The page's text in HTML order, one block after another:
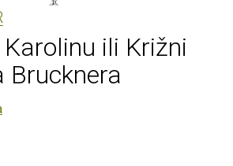
ili Križni
Brucknera